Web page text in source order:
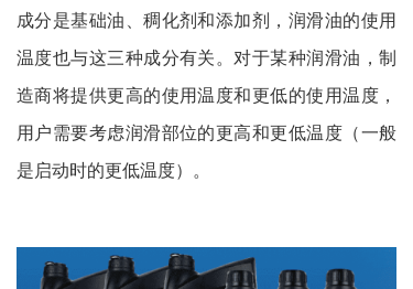
成分是基础油、稠化剂和添加剂， 润滑油的使用
温度也与这三种成分有关。对于某种润滑油 ，制
造商将提供更高的使用温度和更低的使用温度，
用户需要考虑润滑部位的更高和更低温度（一般
是启动时的更低温度）。